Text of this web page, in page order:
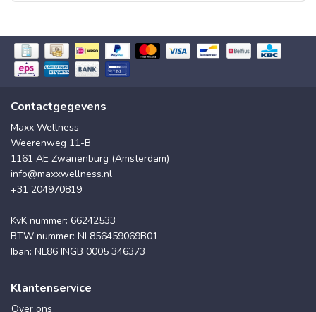
Contactgegevens
Maxx Wellness
Weerenweg 11-B
1161 AE Zwanenburg (Amsterdam)
info@maxxwellness.nl
+31 204970819
KvK nummer: 66242533
BTW nummer: NL856459069B01
Iban: NL86 INGB 0005 346373
Klantenservice
Over ons